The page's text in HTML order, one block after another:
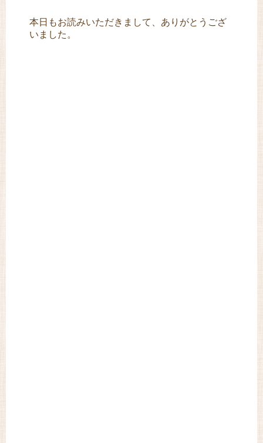
本日もお読みいただきまして、ありがとうござ
いました。